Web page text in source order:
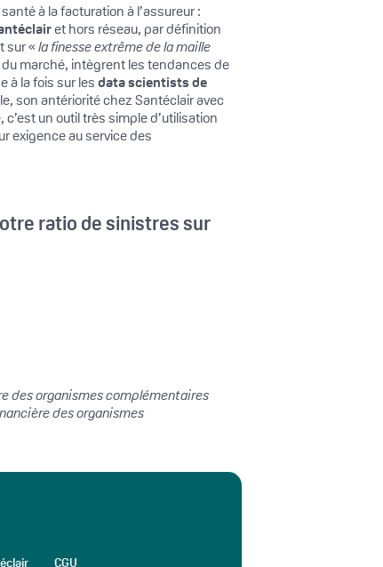
à la facturation à l’assureur :
et hors réseau, par définition
sur «la finesse extrême de la maille
marché, intègrent les tendances de
à la fois sur lesdata scientists de
son antériorité chez Santéclair avec
un outil très simple d’utilisation
exigence au service des
ratio de sinistres sur
des organismes complémentaires
des organismes
CGU